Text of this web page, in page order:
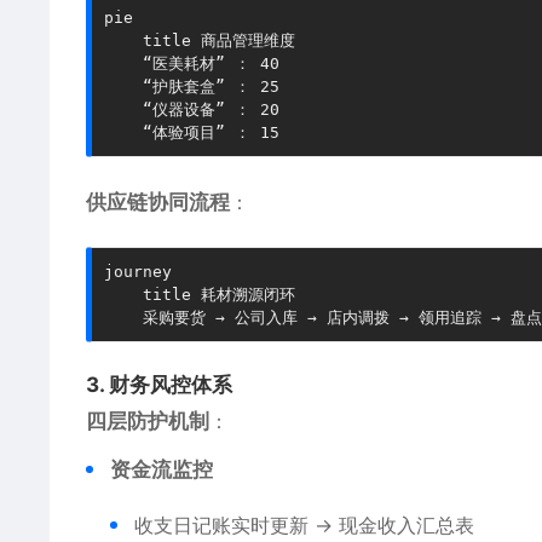
pie
    title 商品管理维度
    “医美耗材” ： 40
    “护肤套盒” ： 25
    “仪器设备” ： 20
    “体验项目” ： 15
​供应链协同流程​ ​：
journey
    title 耗材溯源闭环
采购要货 → 公司入库 → 店内调拨 → 领用追踪 → 盘
​3. 财务风控体系​
​四层防护机制​ ​：
​资金流监控​
收支日记账实时更新 → 现金收入汇总表